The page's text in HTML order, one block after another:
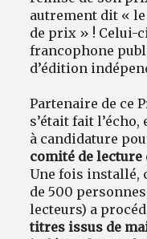
autrement dit « le
de prix » ! Celui-
francophone
d’édition
Partenaire de ce
s’était fait
à candidature
comité de lecture
Une fois installé,
de 500
lecteurs) a
titres issus de